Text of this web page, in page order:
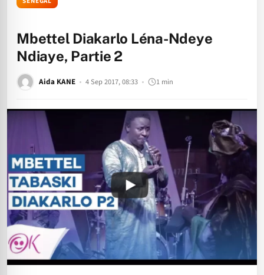
Mbettel Diakarlo Léna-Ndeye
Ndiaye, Partie 2
Aida KANE 4 Sep 2017, 08:33 1 min